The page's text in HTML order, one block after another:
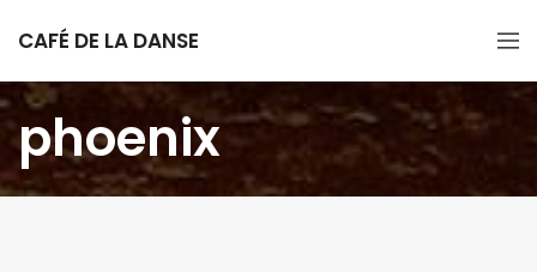
CAFÉ DE LA DANSE
phoenix